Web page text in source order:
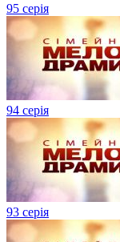
95 серія
94 серія
93 серія